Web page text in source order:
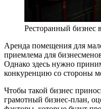
Ресторанный бизнес
Аренда помещения для
приемлема для
Однако здесь нужно
конкуренцию со стороны
Чтобы такой бизнес
грамотный бизнес-план,